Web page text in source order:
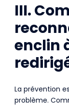
III.
enclin
La prévention
problème.